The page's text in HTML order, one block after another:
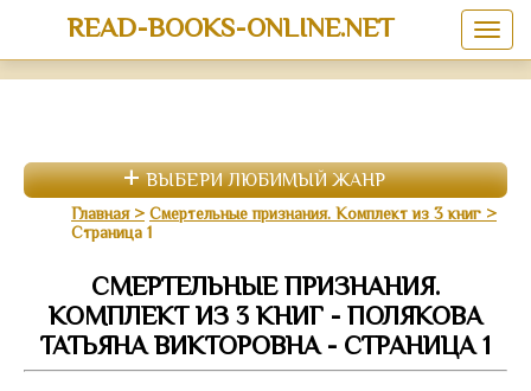
READ-BOOKS-ONLINE.NET
ВЫБЕРИ ЛЮБИМЫЙ ЖАНР
Главная
Смертельные признания. Комплект из 3 книг
Страница 1
СМЕРТЕЛЬНЫЕ ПРИЗНАНИЯ.
КОМПЛЕКТ ИЗ 3 КНИГ - ПОЛЯКОВА
ТАТЬЯНА ВИКТОРОВНА - СТРАНИЦА 1